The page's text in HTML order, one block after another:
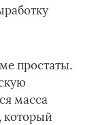
простаты.
масса
который